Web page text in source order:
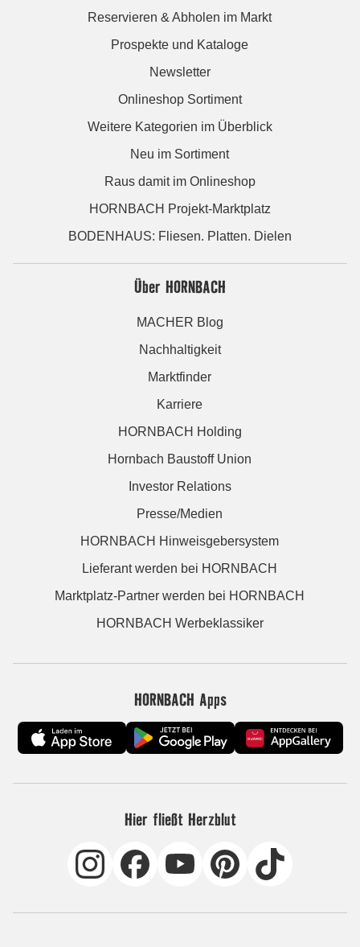
Reservieren & Abholen im Markt
Prospekte und Kataloge
Newsletter
Onlineshop Sortiment
Weitere Kategorien im Überblick
Neu im Sortiment
Raus damit im Onlineshop
HORNBACH Projekt-Marktplatz
BODENHAUS: Fliesen. Platten. Dielen
Über HORNBACH
MACHER Blog
Nachhaltigkeit
Marktfinder
Karriere
HORNBACH Holding
Hornbach Baustoff Union
Investor Relations
Presse/Medien
HORNBACH Hinweisgebersystem
Lieferant werden bei HORNBACH
Marktplatz-Partner werden bei HORNBACH
HORNBACH Werbeklassiker
HORNBACH Apps
Hier fließt Herzblut